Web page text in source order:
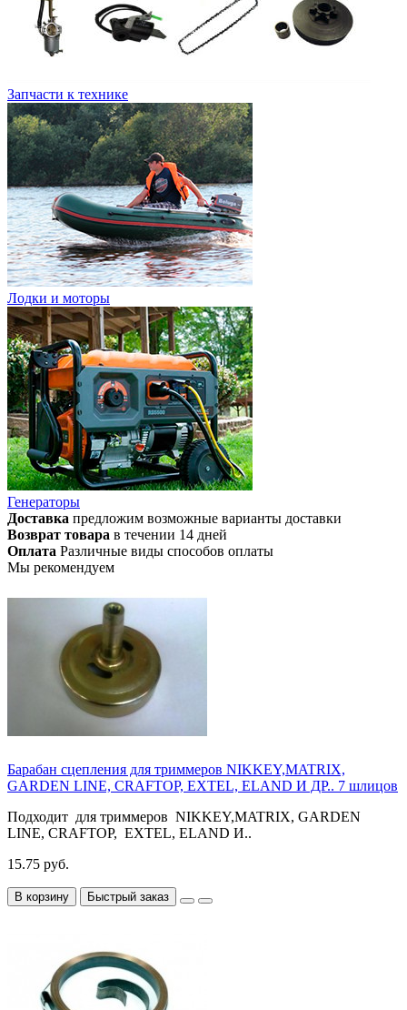
Запчасти к технике
Лодки и моторы
Генераторы
Доставка предложим возможные варианты доставки
Возврат товара в течении 14 дней
Оплата Различные виды способов оплаты
Мы рекомендуем
Барабан сцепления для триммеров NIKKEY,MATRIX,
GARDEN LINE, CRAFTOP, EXTEL, ELAND И ДР.. 7 шлицов
Подходит для триммеров NIKKEY,MATRIX, GARDEN
LINE, CRAFTOP, EXTEL, ELAND И..
15.75 руб.
В корзину Быстрый заказ